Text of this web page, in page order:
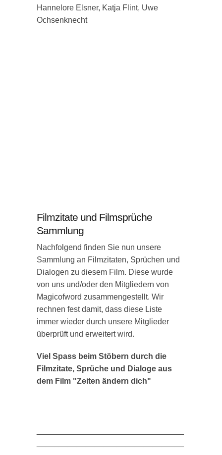
Hannelore Elsner, Katja Flint, Uwe
Ochsenknecht
Filmzitate und Filmsprüche
Sammlung
Nachfolgend finden Sie nun unsere
Sammlung an Filmzitaten, Sprüchen und
Dialogen zu diesem Film. Diese wurde
von uns und/oder den Mitgliedern von
Magicofword zusammengestellt. Wir
rechnen fest damit, dass diese Liste
immer wieder durch unsere Mitglieder
überprüft und erweitert wird.
Viel Spass beim Stöbern durch die
Filmzitate, Sprüche und Dialoge aus
dem Film "Zeiten ändern dich"